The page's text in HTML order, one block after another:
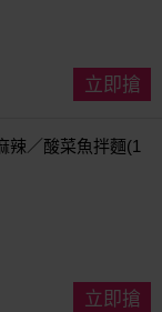
立即搶
辣／酸菜魚拌麵(1
立即搶